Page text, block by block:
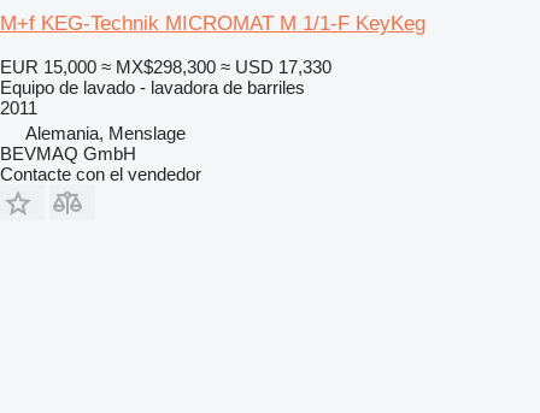
M+f KEG-Technik MICROMAT M 1/1-F KeyKeg
EUR 15,000 ≈ MX$298,300 ≈ USD 17,330
Equipo de lavado - lavadora de barriles
2011
Alemania, Menslage
BEVMAQ GmbH
Contacte con el vendedor